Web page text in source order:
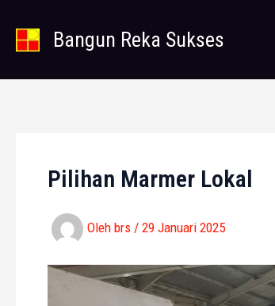
Bangun Reka Sukses
Pilihan Marmer Lokal
Oleh brs / 29 Januari 2025